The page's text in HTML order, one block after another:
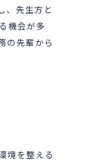
、先生方と
機会が多
の先輩から
境を整える